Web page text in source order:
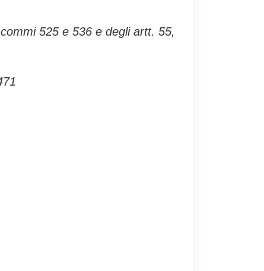
525 e 536 e degli artt. 55,